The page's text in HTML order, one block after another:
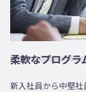
柔軟なプログラ
新入社員から中堅